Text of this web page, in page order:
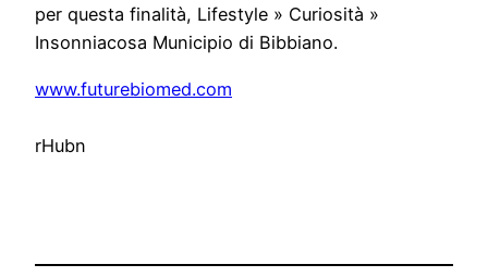
per questa finalità, Lifestyle » Curiosità »
Insonniacosa Municipio di Bibbiano.
www.futurebiomed.com
rHubn